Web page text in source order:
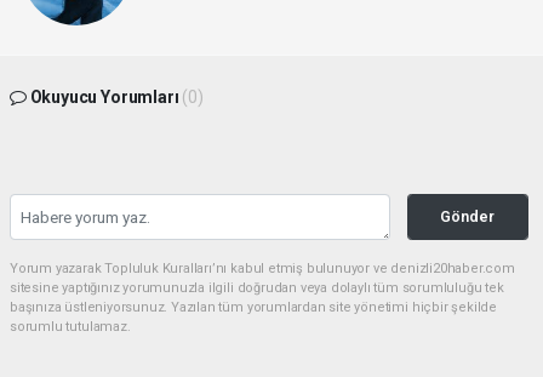
Okuyucu Yorumları (0)
Gönder
Yorum yazarak Topluluk Kuralları’nı kabul etmiş bulunuyor ve denizli20haber.com
sitesine yaptığınız yorumunuzla ilgili doğrudan veya dolaylı tüm sorumluluğu tek
başınıza üstleniyorsunuz. Yazılan tüm yorumlardan site yönetimi hiçbir şekilde
sorumlu tutulamaz.